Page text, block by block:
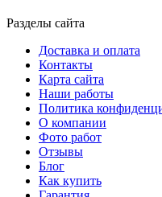
Разделы сайта
Доставка и оплата
Контакты
Карта сайта
Наши работы
Политика
О компании
Фото работ
Отзывы
Блог
Как купить